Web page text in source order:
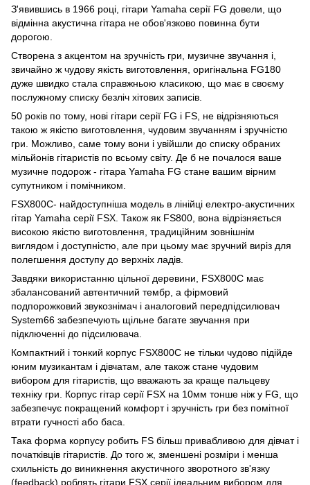
З'явившись в 1966 році, гітари Yamaha серії FG довели, що
відмінна акустична гітара не обов'язково повинна бути
дорогою.
Створена з акцентом на зручність гри, музичне звучання і,
звичайно ж чудову якість виготовлення, оригінальна FG180
дуже швидко стала справжньою класикою, що має в своєму
послужному списку безліч хітових записів.
50 років по тому, нові гітари серії FG і FS, не відрізняються
такою ж якістю виготовлення, чудовим звучанням і зручністю
гри. Можливо, саме тому вони і увійшли до списку обраних
мільйонів гітаристів по всьому світу. Де б не почалося ваше
музичне подорож - гітара Yamaha FG стане вашим вірним
супутником і помічником.
FSX800C- найдоступніша модель в лінійці електро-акустичних
гітар Yamaha серії FSX. Також як FS800, вона відрізняється
високою якістю виготовлення, традиційним зовнішнім
виглядом і доступністю, але при цьому має зручний виріз для
полегшення доступу до верхніх ладів.
Завдяки використанню цільної деревини, FSX800C має
збалансований автентичний тембр, а фірмовий
подпорожковий звукознімач і аналоговий передпідсилювач
System66 забезпечують щільне багате звучання при
підключенні до підсилювача.
Компактний і тонкий корпус FSX800C не тільки чудово підійде
юним музикантам і дівчатам, але також стане чудовим
вибором для гітаристів, що вважають за краще пальцеву
техніку гри. Корпус гітар серії FSX на 10мм тонше ніж у FG, що
забезпечує покращений комфорт і зручність гри без помітної
втрати гучності або баса.
Така форма корпусу робить FS більш привабливою для дівчат і
початківців гітаристів. До того ж, зменшені розміри і менша
схильність до виникнення акустичного зворотного зв'язку
(feedback) роблять гітари FSX серії ідеальним вибором для